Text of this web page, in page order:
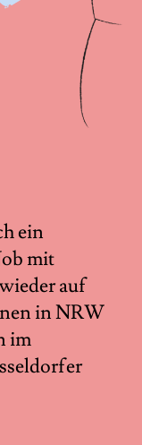
ein
mit
auf
in NRW
im